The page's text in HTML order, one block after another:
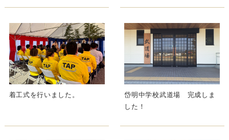
着工式を行いました。
岱明中学校武道場 完成しま
した！